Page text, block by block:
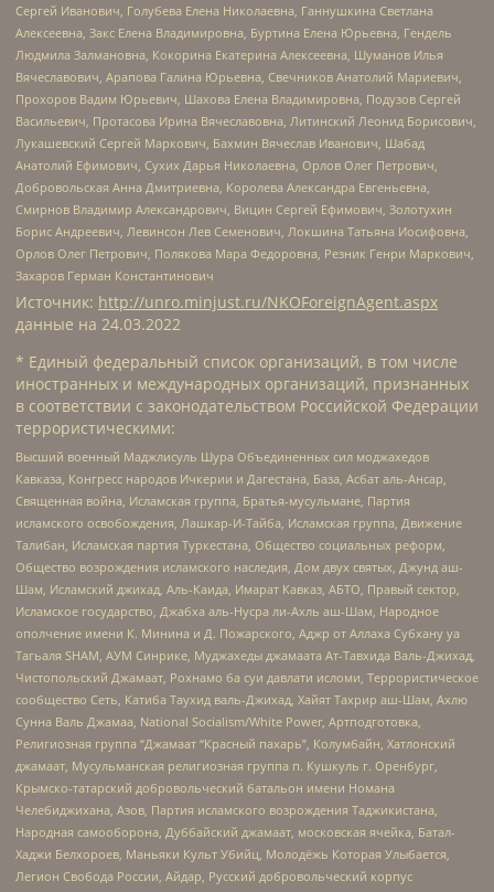
Сергей Иванович, Голубева Елена Николаевна, Ганнушкина Светлана
Алексеевна, Закс Елена Владимировна, Буртина Елена Юрьевна, Гендель
Людмила Залмановна, Кокорина Екатерина Алексеевна, Шуманов Илья
Вячеславович, Арапова Галина Юрьевна, Свечников Анатолий Мариевич,
Прохоров Вадим Юрьевич, Шахова Елена Владимировна, Подузов Сергей
Васильевич, Протасова Ирина Вячеславовна, Литинский Леонид Борисович,
Лукашевский Сергей Маркович, Бахмин Вячеслав Иванович, Шабад
Анатолий Ефимович, Сухих Дарья Николаевна, Орлов Олег Петрович,
Добровольская Анна Дмитриевна, Королева Александра Евгеньевна,
Смирнов Владимир Александрович, Вицин Сергей Ефимович, Золотухин
Борис Андреевич, Левинсон Лев Семенович, Локшина Татьяна Иосифовна,
Орлов Олег Петрович, Полякова Мара Федоровна, Резник Генри Маркович,
Захаров Герман Константинович
Источник: http://unro.minjust.ru/NKOForeignAgent.aspx
данные на 24.03.2022
* Единый федеральный список организаций, в том числе
иностранных и международных организаций, признанных
в соответствии с законодательством Российской Федерации
террористическими:
Высший военный Маджлисуль Шура Объединенных сил моджахедов
Кавказа, Конгресс народов Ичкерии и Дагестана, База, Асбат аль-Ансар,
Священная война, Исламская группа, Братья-мусульмане, Партия
исламского освобождения, Лашкар-И-Тайба, Исламская группа, Движение
Талибан, Исламская партия Туркестана, Общество социальных реформ,
Общество возрождения исламского наследия, Дом двух святых, Джунд аш-
Шам, Исламский джихад, Аль-Каида, Имарат Кавказ, АБТО, Правый сектор,
Исламское государство, Джабха аль-Нусра ли-Ахль аш-Шам, Народное
ополчение имени К. Минина и Д. Пожарского, Аджр от Аллаха Субхану уа
Тагьаля SHAM, АУМ Синрике, Муджахеды джамаата Ат-Тавхида Валь-Джихад,
Чистопольский Джамаат, Рохнамо ба суи давлати исломи, Террористическое
сообщество Сеть, Катиба Таухид валь-Джихад, Хайят Тахрир аш-Шам, Ахлю
Сунна Валь Джамаа, National Socialism/White Power, Артподготовка,
Религиозная группа “Джамаат “Красный пахарь”, Колумбайн, Хатлонский
джамаат, Мусульманская религиозная группа п. Кушкуль г. Оренбург,
Крымско-татарский добровольческий батальон имени Номана
Челебиджихана, Азов, Партия исламского возрождения Таджикистана,
Народная самооборона, Дуббайский джамаат, московская ячейка, Батал-
Хаджи Белхороев, Маньяки Культ Убийц, Молодёжь Которая Улыбается,
Легион Свобода России, Айдар, Русский добровольческий корпус